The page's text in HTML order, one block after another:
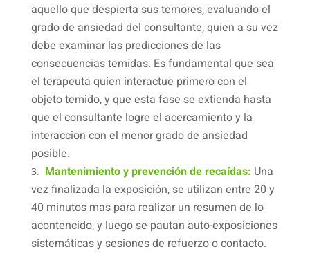
aquello que despierta sus temores, evaluando el
grado de ansiedad del consultante, quien a su vez
debe examinar las predicciones de las
consecuencias temidas. Es fundamental que sea
el terapeuta quien interactue primero con el
objeto temido, y que esta fase se extienda hasta
que el consultante logre el acercamiento y la
interaccion con el menor grado de ansiedad
posible.
Mantenimiento y prevención de recaídas: Una
vez finalizada la exposición, se utilizan entre 20 y
40 minutos mas para realizar un resumen de lo
acontencido, y luego se pautan auto-exposiciones
sistemáticas y sesiones de refuerzo o contacto.